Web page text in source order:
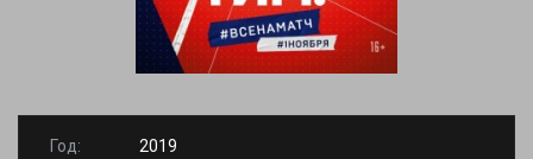
Год: 2019